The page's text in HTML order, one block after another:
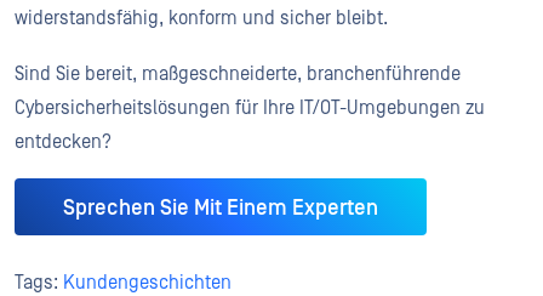
widerstandsfähig, konform und sicher bleibt.
Sind Sie bereit, maßgeschneiderte, branchenführende
Cybersicherheitslösungen für Ihre IT/OT-Umgebungen zu
entdecken?
Sprechen Sie Mit Einem Experten
Tags: Kundengeschichten